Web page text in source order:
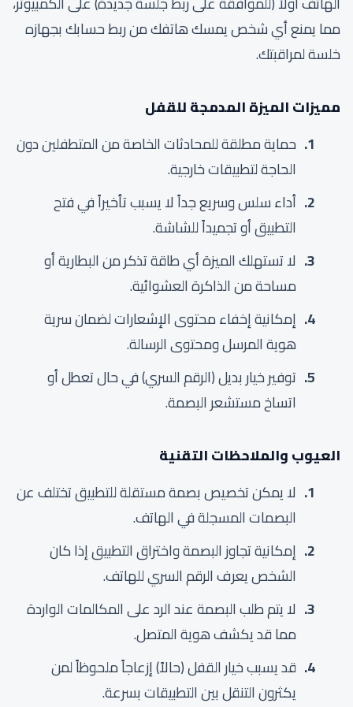
مما يمنع أي شخص يمسك هاتفك من ربط حسابك بجهازه
خلسة لمراقبتك.
مميزات الميزة المدمجة للقفل
حماية مطلقة للمحادثات الخاصة من المتطفلين دون
الحاجة لتطبيقات خارجية.
أداء سلس وسريع جداً لا يسبب تأخيراً في فتح
التطبيق أو تجميداً للشاشة.
لا تستهلك الميزة أي طاقة تذكر من البطارية أو
مساحة من الذاكرة العشوائية.
إمكانية إخفاء محتوى الإشعارات لضمان سرية
هوية المرسل ومحتوى الرسالة.
توفير خيار بديل (الرقم السري) في حال تعطل أو
اتساخ مستشعر البصمة.
العيوب والملاحظات التقنية
لا يمكن تخصيص بصمة مستقلة للتطبيق تختلف عن
البصمات المسجلة في الهاتف.
إمكانية تجاوز البصمة واختراق التطبيق إذا كان
الشخص يعرف الرقم السري للهاتف.
لا يتم طلب البصمة عند الرد على المكالمات الواردة
مما قد يكشف هوية المتصل.
قد يسبب خيار القفل (حالاً) إزعاجاً ملحوظاً لمن
يكثرون التنقل بين التطبيقات بسرعة.